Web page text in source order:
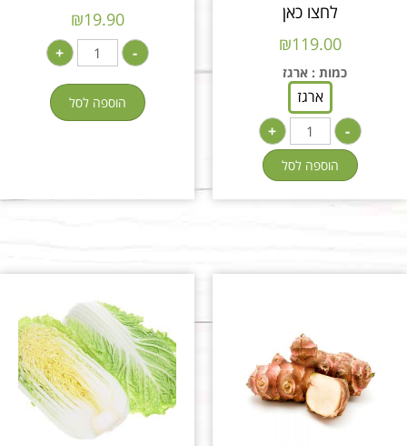
לחצו כאן
₪119.00
כמות : ארגז
ארגז
-
+
הוספה לסל
₪19.90
-
+
הוספה לסל